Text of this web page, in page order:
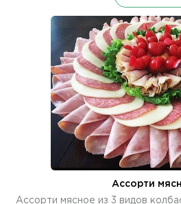
Ассорти
Ассорти мясное из 3 видов